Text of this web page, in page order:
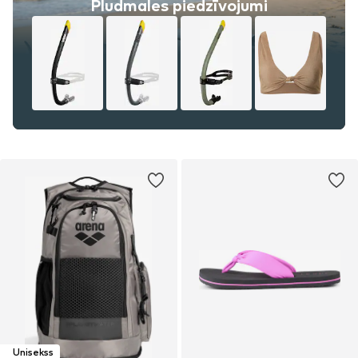
Pludmales piedzīvojumi
Unisekss